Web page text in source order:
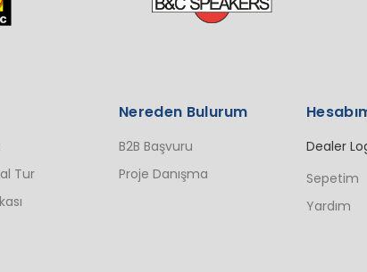
Tur
Nereden Bulurum
B2B Başvuru
Proje Danışma
Dealer
Sepetim
Yardım